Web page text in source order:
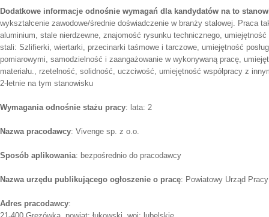
Dodatkowe informacje odnośnie wymagań dla kandydatów na to
wykształcenie zawodowe/średnie doświadczenie w branży stalowej. Praca
aluminium, stale nierdzewne, znajomość rysunku technicznego,
stali: Szlifierki, wiertarki, przecinarki taśmowe i tarczowe, umiejętność
pomiarowymi, samodzielność i zaangażowanie w wykonywaną pracę,
materiału., rzetelność, solidność, uczciwość, umiejętność współpracy z
2-letnie na tym stanowisku
Wymagania odnośnie stażu pracy: lata: 2
Nazwa pracodawcy: Vivenge sp. z o.o.
Sposób aplikowania: bezpośrednio do pracodawcy
Nazwa urzędu publikującego ogłoszenie o pracę: Powiatowy Urząd
Adres pracodawcy: